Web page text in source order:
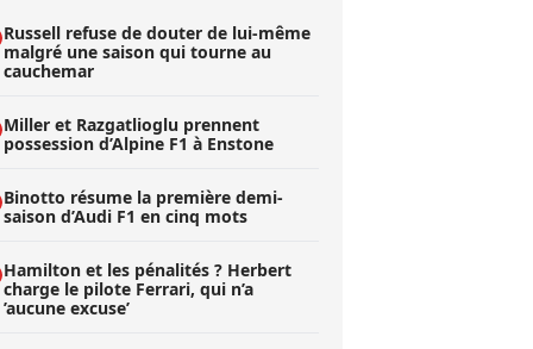
Russell refuse de douter de lui-même
malgré une saison qui tourne au
cauchemar
Miller et Razgatlioglu prennent
possession d’Alpine F1 à Enstone
Binotto résume la première demi-
saison d’Audi F1 en cinq mots
Hamilton et les pénalités ? Herbert
charge le pilote Ferrari, qui n’a
’aucune excuse’